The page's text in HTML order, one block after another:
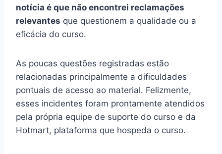
notícia é que não encontrei reclamações
relevantes que questionem a qualidade ou a
eficácia do curso.
As poucas questões registradas estão
relacionadas principalmente a dificuldades
pontuais de acesso ao material. Felizmente,
esses incidentes foram prontamente atendidos
pela própria equipe de suporte do curso e da
Hotmart, plataforma que hospeda o curso.